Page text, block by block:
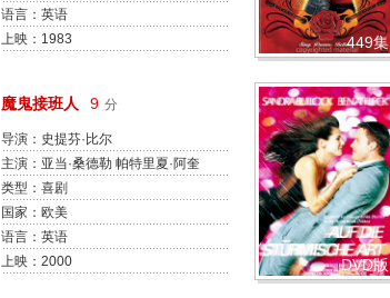
Eddie Bracken 布赖恩·多依尔-玛
丽 Miriam Flynn 詹姆斯·基彻
语言：英语
上映：1983
449集
魔鬼接班人 9 分
导演：史提芬·比尔
主演：亚当·桑德勒 帕特里夏·阿奎
特 哈维·凯特尔 瑞恩斯·伊凡斯 汤姆
·蒂尼·里斯特(小) 罗德尼·丹杰菲尔
德 艾伦·科城 Peter Dante 乔纳森·
洛夫兰 Robert Smigel
类型：喜剧
国家：欧美
语言：英语
上映：2000
DVD版